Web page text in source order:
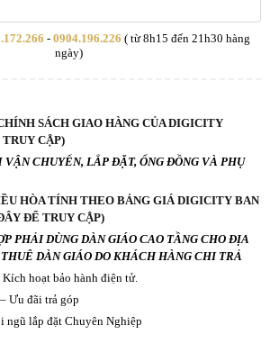
- 0904.196.226 ( từ 8h15 đến 21h30 hàng
ngày)
SÁCH GIAO HÀNG CỦA DIGICITY
CẬP)
VẬN CHUYỂN, LẮP ĐẶT, ỐNG ĐỒNG VÀ PHỤ
HÒA TÍNH THEO BẢNG GIÁ DIGICITY BAN
ĐỂ TRUY CẬP)
PHẢI DÙNG DÀN GIÁO CAO TẦNG CHO ĐỊA
DÀN GIÁO DO KHÁCH HÀNG CHI TRẢ
hoạt bảo hành điện tử.
Ưu đãi trả góp
ngũ lắp đặt Chuyên Nghiệp